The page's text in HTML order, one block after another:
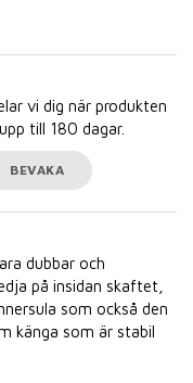
vi dig när produkten
till 180 dagar.
BEVAKA
dubbar och
på insidan skaftet,
som också den
känga som är stabil